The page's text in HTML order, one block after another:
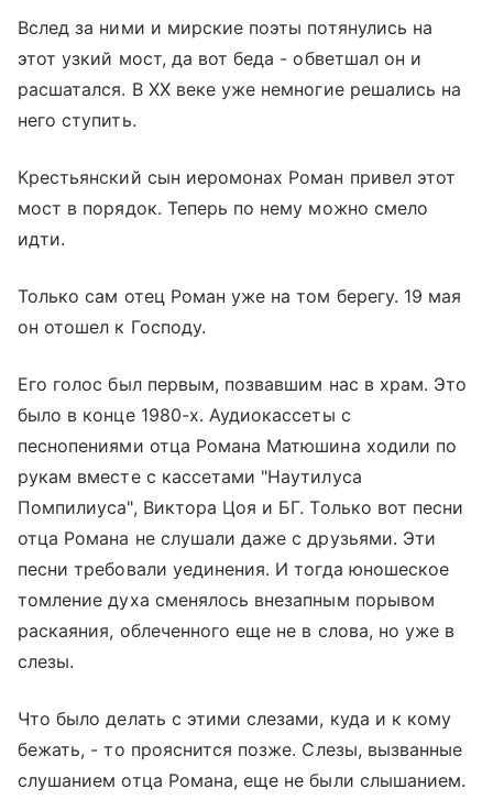
Вслед за ними и мирские поэты потянулись на
этот узкий мост, да вот беда - обветшал он и
расшатался. В ХХ веке уже немногие решались на
него ступить.
Крестьянский сын иеромонах Роман привел этот
мост в порядок. Теперь по нему можно смело
идти.
Только сам отец Роман уже на том берегу. 19 мая
он отошел к Господу.
Его голос был первым, позвавшим нас в храм. Это
было в конце 1980-х. Аудиокассеты с
песнопениями отца Романа Матюшина ходили по
рукам вместе с кассетами "Наутилуса
Помпилиуса", Виктора Цоя и БГ. Только вот песни
отца Романа не слушали даже с друзьями. Эти
песни требовали уединения. И тогда юношеское
томление духа сменялось внезапным порывом
раскаяния, облеченного еще не в слова, но уже в
слезы.
Что было делать с этими слезами, куда и к кому
бежать, - то прояснится позже. Слезы, вызванные
слушанием отца Романа, еще не были слышанием.